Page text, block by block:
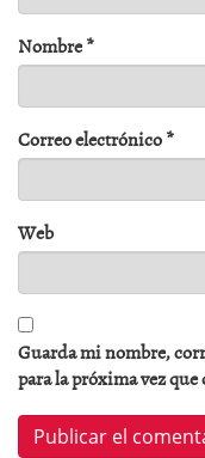
Nombre*
Correo electrónico*
Web
Guarda mi nombre,
para la próxima vez que